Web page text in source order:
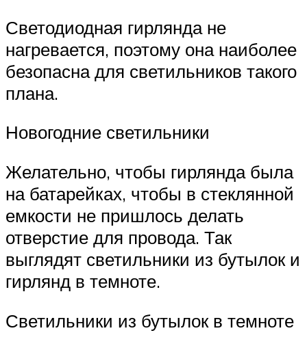
Светодиодная гирлянда не
нагревается, поэтому она наиболее
безопасна для светильников такого
плана.
Новогодние светильники
Желательно, чтобы гирлянда была
на батарейках, чтобы в стеклянной
емкости не пришлось делать
отверстие для провода. Так
выглядят светильники из бутылок и
гирлянд в темноте.
Светильники из бутылок в темноте